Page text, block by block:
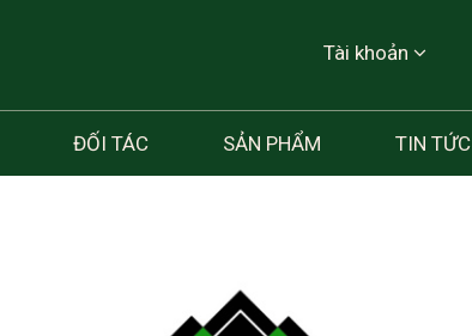
Tài khoản
ĐỐI TÁC SẢN PHẨM TIN TỨC